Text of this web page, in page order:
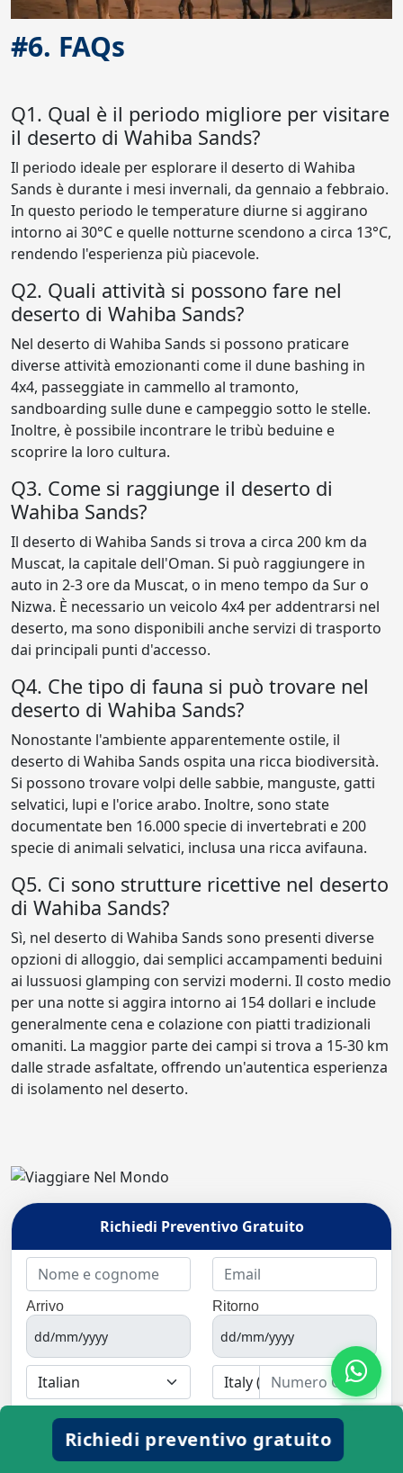
#6. FAQs
Q1. Qual è il periodo migliore per visitare
il deserto di Wahiba Sands?
Il periodo ideale per esplorare il deserto di Wahiba
Sands è durante i mesi invernali, da gennaio a febbraio.
In questo periodo le temperature diurne si aggirano
intorno ai 30°C e quelle notturne scendono a circa 13°C,
rendendo l'esperienza più piacevole.
Q2. Quali attività si possono fare nel
deserto di Wahiba Sands?
Nel deserto di Wahiba Sands si possono praticare
diverse attività emozionanti come il dune bashing in
4x4, passeggiate in cammello al tramonto,
sandboarding sulle dune e campeggio sotto le stelle.
Inoltre, è possibile incontrare le tribù beduine e
scoprire la loro cultura.
Q3. Come si raggiunge il deserto di
Wahiba Sands?
Il deserto di Wahiba Sands si trova a circa 200 km da
Muscat, la capitale dell'Oman. Si può raggiungere in
auto in 2-3 ore da Muscat, o in meno tempo da Sur o
Nizwa. È necessario un veicolo 4x4 per addentrarsi nel
deserto, ma sono disponibili anche servizi di trasporto
dai principali punti d'accesso.
Q4. Che tipo di fauna si può trovare nel
deserto di Wahiba Sands?
Nonostante l'ambiente apparentemente ostile, il
deserto di Wahiba Sands ospita una ricca biodiversità.
Si possono trovare volpi delle sabbie, manguste, gatti
selvatici, lupi e l'orice arabo. Inoltre, sono state
documentate ben 16.000 specie di invertebrati e 200
specie di animali selvatici, inclusa una ricca avifauna.
Q5. Ci sono strutture ricettive nel deserto
di Wahiba Sands?
Sì, nel deserto di Wahiba Sands sono presenti diverse
opzioni di alloggio, dai semplici accampamenti beduini
ai lussuosi glamping con servizi moderni. Il costo medio
per una notte si aggira intorno ai 154 dollari e include
generalmente cena e colazione con piatti tradizionali
omaniti. La maggior parte dei campi si trova a 15-30 km
dalle strade asfaltate, offrendo un'autentica esperienza
di isolamento nel deserto.
Richiedi Preventivo Gratuito
Arrivo Ritorno
Adulti (+12) Bambini (sotto 12)
Richiedi preventivo gratuito